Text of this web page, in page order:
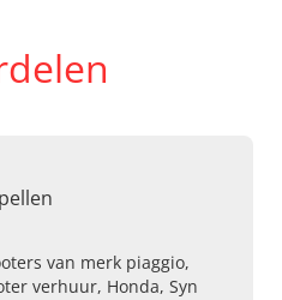
van merk piaggio,
verhuur, Honda, Syn